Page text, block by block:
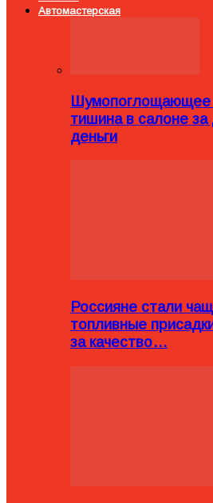
Автомастерская
Шумопоглощающее
тишина в салоне
деньги
Россияне стали
топливные
за качество…